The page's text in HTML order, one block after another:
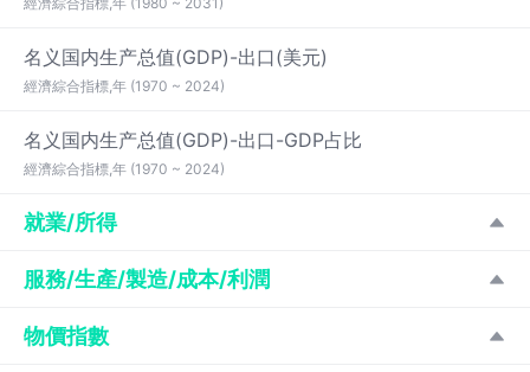
名义国内生产总值(GDP)-出口(美元)
經濟綜合指標,年 (1970 ~ 2024)
名义国内生产总值(GDP)-出口-GDP占比
經濟綜合指標,年 (1970 ~ 2024)
就業/所得
服務/生產/製造/成本/利潤
物價指數